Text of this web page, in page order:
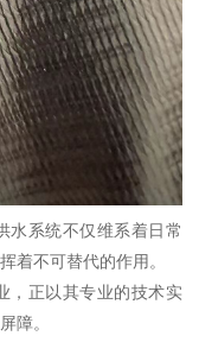
水系统不仅维系着日常
着不可替代的作用。
，正以其专业的技术实
障。